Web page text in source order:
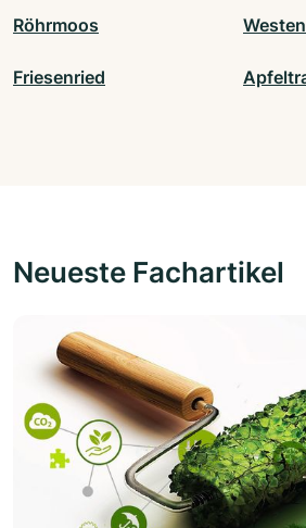
Röhrmoos
Friesenried
Neueste Fachartikel